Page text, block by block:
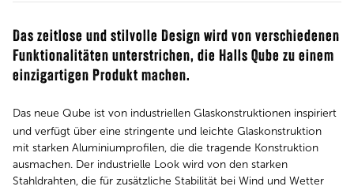
Das zeitlose und stilvolle Design wird von verschiedenen
Funktionalitäten unterstrichen, die Halls Qube zu einem
einzigartigen Produkt machen.
Das neue Qube ist von industriellen Glaskonstruktionen inspiriert
und verfügt über eine stringente und leichte Glaskonstruktion
mit starken Aluminiumprofilen, die die tragende Konstruktion
ausmachen. Der industrielle Look wird von den starken
Stahldrahten, die für zusätzliche Stabilität bei Wind und Wetter